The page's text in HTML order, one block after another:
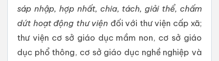
sáp nhập, hợp nhất, chia, tách, giải thể, chấm
dứt hoạt động thư viện đối với thư viện cấp xã;
thư viện cơ sở giáo dục mầm non, cơ sở giáo
dục phổ thông, cơ sở giáo dục nghề nghiệp và